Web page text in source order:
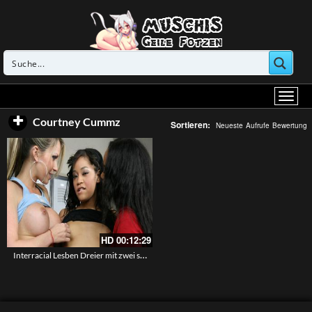
Courtney Cummz Sortieren: Neueste Aufrufe Bewertung
HD 00:12:29
Interracial Lesben Dreier mit zwei schwarzhaarigen und einer Blondine – 77